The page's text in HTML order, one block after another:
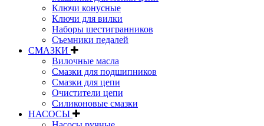
Ключи конусные
Ключи для вилки
Наборы шестигранников
Съемники педалей
СМАЗКИ
Вилочные масла
Смазки для подшипников
Смазки для цепи
Очистители цепи
Силиконовые смазки
НАСОСЫ